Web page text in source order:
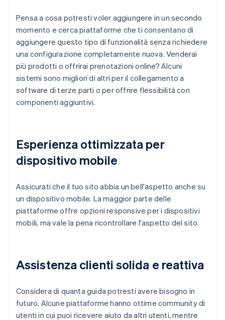
Pensa a cosa potresti voler aggiungere in un secondo
momento e cerca piattaforme che ti consentano di
aggiungere questo tipo di funzionalità senza richiedere
una configurazione completamente nuova. Venderai
più prodotti o offrirai prenotazioni online? Alcuni
sistemi sono migliori di altri per il collegamento a
software di terze parti o per offrire flessibilità con
componenti aggiuntivi.
Esperienza ottimizzata per
dispositivo mobile
Assicurati che il tuo sito abbia un bell'aspetto anche su
un dispositivo mobile. La maggior parte delle
piattaforme offre opzioni responsive per i dispositivi
mobili, ma vale la pena ricontrollare l'aspetto del sito.
Assistenza clienti solida e reattiva
Considera di quanta guida potresti avere bisogno in
futuro. Alcune piattaforme hanno ottime community di
utenti in cui puoi ricevere aiuto da altri utenti, mentre